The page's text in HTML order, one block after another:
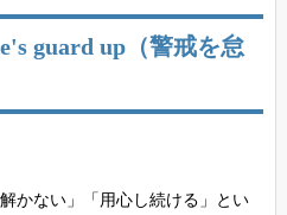
guard up（警戒を怠
解かない」「用心し続ける」とい